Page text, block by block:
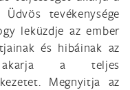
tevékenysége
leküzdje az ember
és hibáinak az
akarja a teljes
Megnyitja az